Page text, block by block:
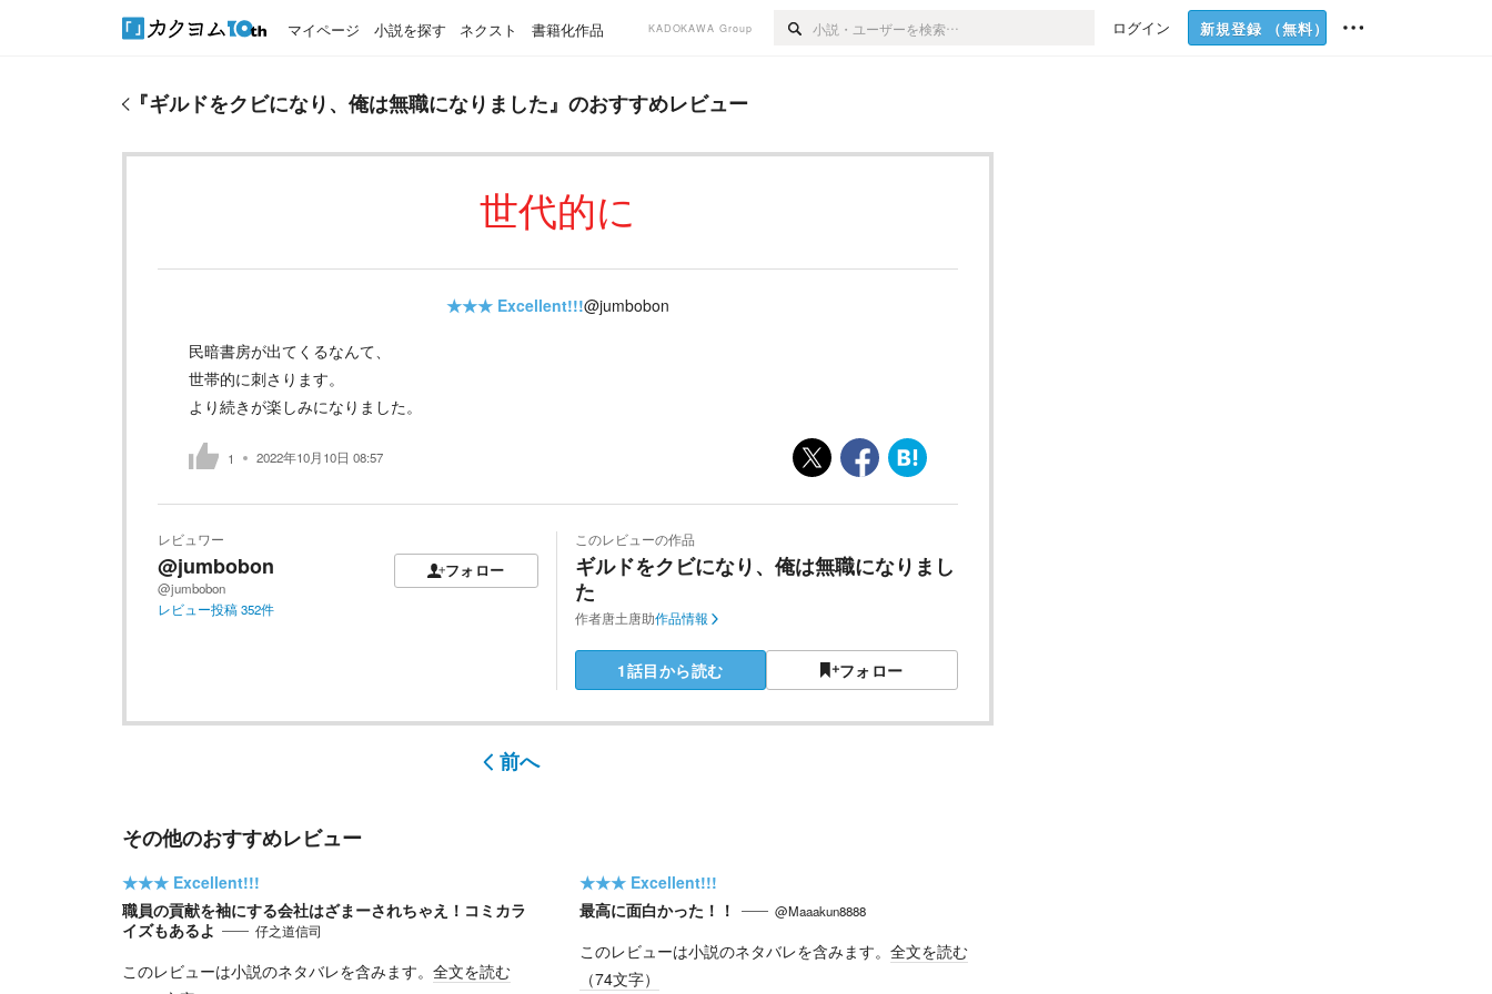
マイページ 小説を探す ネクスト 書籍化作品 KADOKAWA Group ログイン 新規登録 （無料）
『ギルドをクビになり、俺は無職になりました』のおすすめレビュー
世代的に
★★★ Excellent!!!@jumbobon
民暗書房が出てくるなんて、
世帯的に刺さります。
より続きが楽しみになりました。
1 2022年10月10日 08:57
レビュワー
@jumbobon
@jumbobon
フォロー
レビュー投稿352件
このレビューの作品
ギルドをクビになり、俺は無職になりまし
た
作者唐土唐助作品情報
1話目から読む フォロー
前へ
その他のおすすめレビュー
★★★ Excellent!!!
職員の貢献を袖にする会社はざまーされちゃえ！コミカラ
イズもあるよ
仔之道信司
このレビューは小説のネタバレを含みます。 全文を読む
★★★ Excellent!!!
最高に面白かった！！
@Maaakun8888
このレビューは小説のネタバレを含みます。 全文を読む
（74文字）